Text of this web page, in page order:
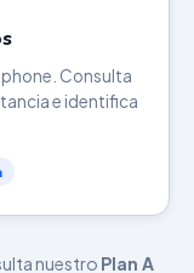
Consulta
e identifica
nuestro Plan A